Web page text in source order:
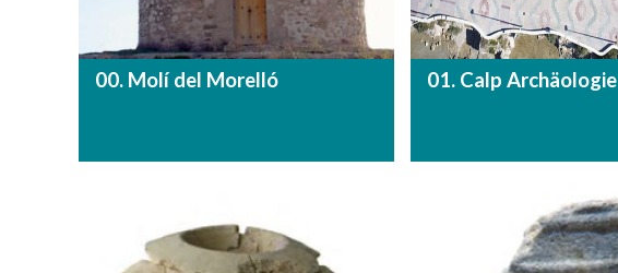
00. Molí del Morelló 01. Calp Archäologie